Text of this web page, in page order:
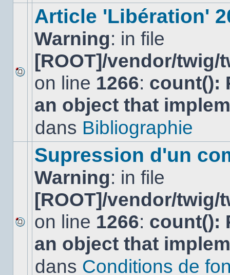
Aucun
nouveau
message
non-
dans
Article 'Libération'
Warning: in file
[ROOT]/vendor/
on line 1266: count():
an object that
dans Bibliographie
Aucun
nouveau
message
Supression d'un
Warning: in file
[ROOT]/vendor/
on line 1266: count():
an object that
dans Conditions de